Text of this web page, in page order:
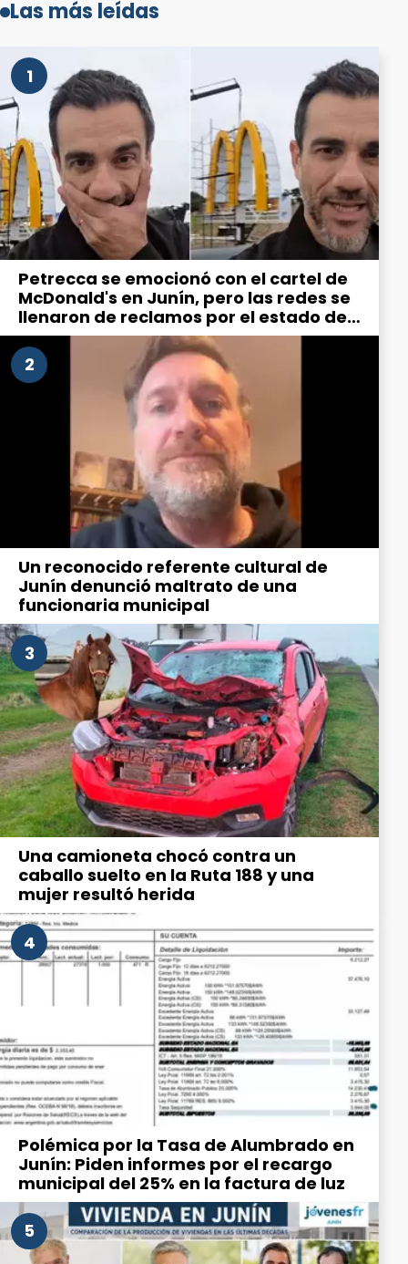
Las más leídas
1
Petrecca se emocionó con el cartel de
McDonald's en Junín, pero las redes se
llenaron de reclamos por el estado de
la ciudad
2
Un reconocido referente cultural de
Junín denunció maltrato de una
funcionaria municipal
3
Una camioneta chocó contra un
caballo suelto en la Ruta 188 y una
mujer resultó herida
4
Polémica por la Tasa de Alumbrado en
Junín: Piden informes por el recargo
municipal del 25% en la factura de luz
5